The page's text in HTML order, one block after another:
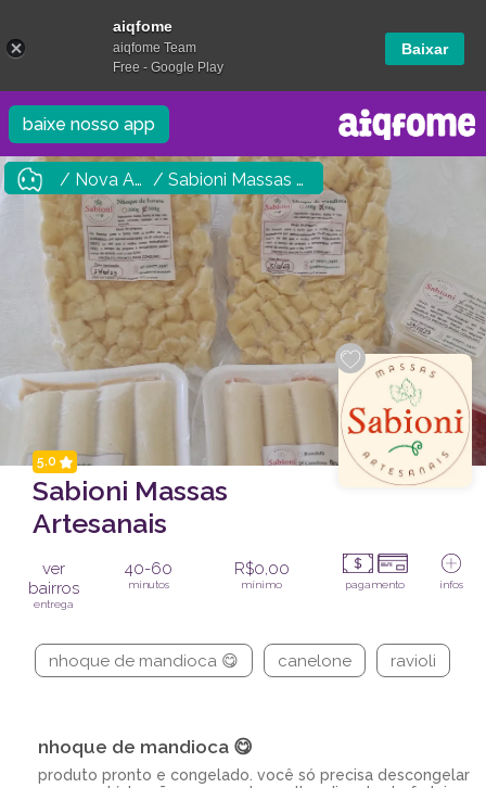
baixe nosso app
/ Nova Andradina / Sabioni Massas Artesanais
5.0
Sabioni Massas
Artesanais
ver
bairros
entrega
40-60
minutos
R$0,00
mínimo pagamento infos
nhoque de mandioca 😋 canelone ravioli
nhoque de mandioca 😋
produto pronto e congelado. você só precisa descongelar
aiqfome
aiqfome Team
Free - Google Play
Baixar